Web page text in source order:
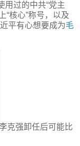
用过的中共“党主
“核心”称号，以及
平有心想要成为毛
克强卸任后可能比